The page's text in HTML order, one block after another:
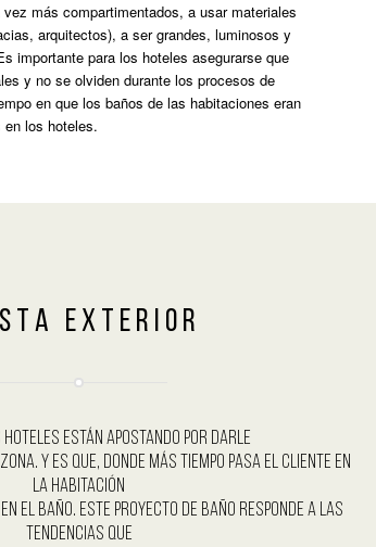
más compartimentados, a usar materiales
arquitectos), a ser grandes, luminosos y
importante para los hoteles asegurarse que
y no se olviden durante los procesos de
en que los baños de las habitaciones eran
los hoteles.
T A E X T E R I O R
hoteles están apostando por darle
Y es que, donde más tiempo pasa el cliente en
la habitación
el baño. Este proyecto de baño responde a las
tendencias que